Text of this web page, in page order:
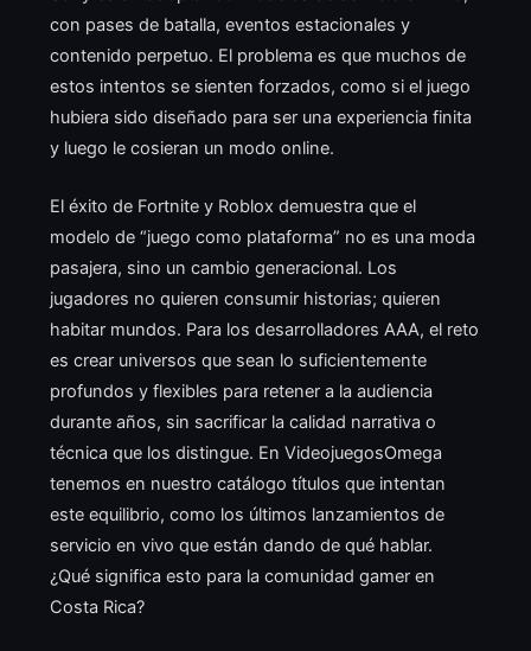
con pases de batalla, eventos estacionales y
contenido perpetuo. El problema es que muchos de
estos intentos se sienten forzados, como si el juego
hubiera sido diseñado para ser una experiencia finita
y luego le cosieran un modo online.
El éxito de Fortnite y Roblox demuestra que el
modelo de “juego como plataforma” no es una moda
pasajera, sino un cambio generacional. Los
jugadores no quieren consumir historias; quieren
habitar mundos. Para los desarrolladores AAA, el reto
es crear universos que sean lo suficientemente
profundos y flexibles para retener a la audiencia
durante años, sin sacrificar la calidad narrativa o
técnica que los distingue. En VideojuegosOmega
tenemos en nuestro catálogo títulos que intentan
este equilibrio, como los últimos lanzamientos de
servicio en vivo que están dando de qué hablar.
¿Qué significa esto para la comunidad gamer en
Costa Rica?